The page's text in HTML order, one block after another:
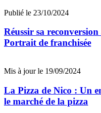
Publié le 23/10/2024
Réussir sa
Portrait de franchisée
Mis à jour le 19/09/2024
La Pizza de Nico : Un
le marché de la pizza